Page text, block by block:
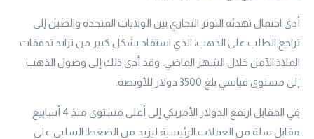
أدى احتمال تهدئة التوتر التجاري بين الولايات المتحدة والصين إلى
تراجع الطلب على الذهب، الذي استفاد بشكل كبير من تزايد تدفقات
الملاذ الآمن خلال الشهر الماضي. وقد أدى ذلك إلى وصول الذهب
إلى مستوى قياسي بلغ 3500 دولار للأونصة.
في المقابل ارتفع الدولار الأمريكي إلى أعلى مستوى منذ 4 أسابيع
مقابل سلة من العملات الرئيسية ليزيد من الضغط السلبي على